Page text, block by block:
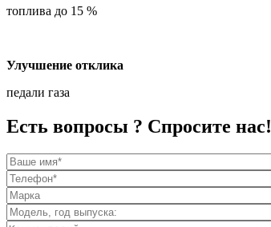
топлива до 15 %
Улучшение отклика
педали газа
Есть вопросы ? Спросите нас!